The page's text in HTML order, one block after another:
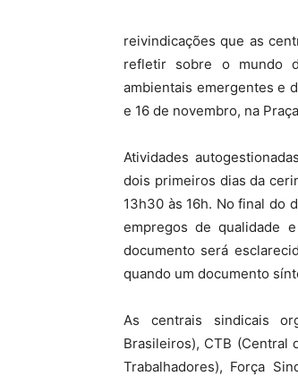
reivindicações que as
refletir sobre o mundo
ambientais emergentes e
e 16 de novembro, na
Atividades
dois primeiros dias da
13h30 às 16h. No final do
empregos de qualidade
documento será
quando um documento
As centrais sindicais
Brasileiros), CTB (Central
Trabalhadores), Força